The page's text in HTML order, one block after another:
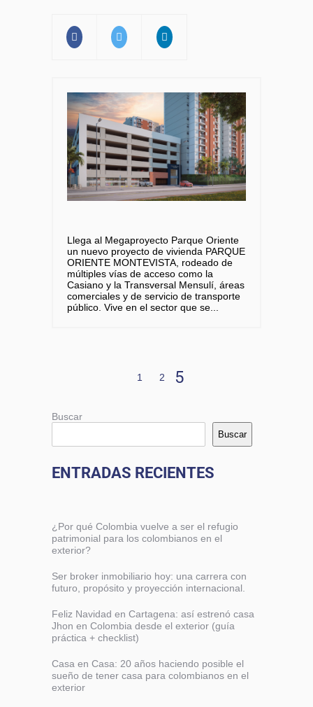
Llega al Megaproyecto Parque Oriente
un nuevo proyecto de vivienda PARQUE
ORIENTE MONTEVISTA, rodeado de
múltiples vías de acceso como la
Casiano y la Transversal Mensulí, áreas
comerciales y de servicio de transporte
público. Vive en el sector que se
1 2
Buscar
Buscar
ENTRADAS RECIENTES
¿Por qué Colombia vuelve a ser el refugio
patrimonial para los colombianos en el
exterior?
Ser broker inmobiliario hoy: una carrera con
futuro, propósito y proyección internacional.
Feliz Navidad en Cartagena: así estrenó casa
Jhon en Colombia desde el exterior (guía
práctica + checklist)
Casa en Casa: 20 años haciendo posible el
sueño de tener casa para colombianos en el
exterior